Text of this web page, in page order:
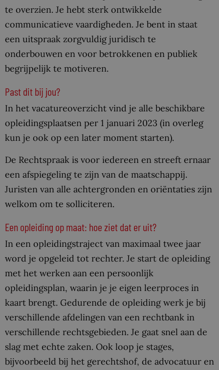
te overzien. Je hebt sterk ontwikkelde
communicatieve vaardigheden. Je bent in staat
een uitspraak zorgvuldig juridisch te
onderbouwen en voor betrokkenen en publiek
begrijpelijk te motiveren.
Past dit bij jou?
In het vacatureoverzicht vind je alle beschikbare
opleidingsplaatsen per 1 januari 2023 (in overleg
kun je ook op een later moment starten).
De Rechtspraak is voor iedereen en streeft ernaar
een afspiegeling te zijn van de maatschappij.
Juristen van alle achtergronden en oriëntaties zijn
welkom om te solliciteren.
Een opleiding op maat: hoe ziet dat er uit?
In een opleidingstraject van maximaal twee jaar
word je opgeleid tot rechter. Je start de opleiding
met het werken aan een persoonlijk
opleidingsplan, waarin je je eigen leerproces in
kaart brengt. Gedurende de opleiding werk je bij
verschillende afdelingen van een rechtbank in
verschillende rechtsgebieden. Je gaat snel aan de
slag met echte zaken. Ook loop je stages,
bijvoorbeeld bij het gerechtshof, de advocatuur en